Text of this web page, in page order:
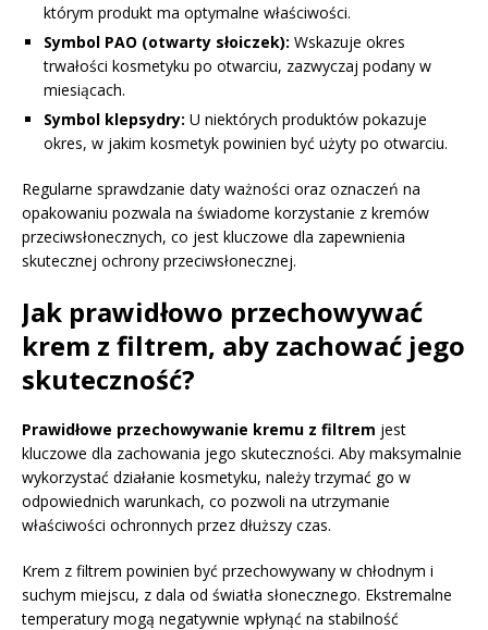
którym produkt ma optymalne właściwości.
Symbol PAO (otwarty słoiczek): Wskazuje okres
trwałości kosmetyku po otwarciu, zazwyczaj podany w
miesiącach.
Symbol klepsydry: U niektórych produktów pokazuje
okres, w jakim kosmetyk powinien być użyty po otwarciu.
Regularne sprawdzanie daty ważności oraz oznaczeń na
opakowaniu pozwala na świadome korzystanie z kremów
przeciwsłonecznych, co jest kluczowe dla zapewnienia
skutecznej ochrony przeciwsłonecznej.
Jak prawidłowo przechowywać
krem z filtrem, aby zachować jego
skuteczność?
Prawidłowe przechowywanie kremu z filtrem jest
kluczowe dla zachowania jego skuteczności. Aby maksymalnie
wykorzystać działanie kosmetyku, należy trzymać go w
odpowiednich warunkach, co pozwoli na utrzymanie
właściwości ochronnych przez dłuższy czas.
Krem z filtrem powinien być przechowywany w chłodnym i
suchym miejscu, z dala od światła słonecznego. Ekstremalne
temperatury mogą negatywnie wpłynąć na stabilność